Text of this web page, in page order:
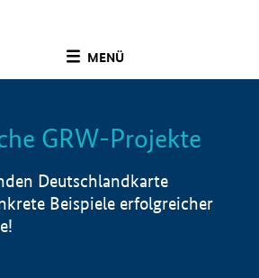
MENÜ
Info
GRW-Projekte
Deutschlandkarte
Beispiele erfolgreicher